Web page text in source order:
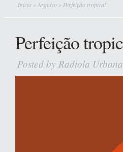
Início »Arquivo » Perfeição tropical
Perfeição
Posted by Radiola Urbana